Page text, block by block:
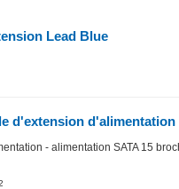
Lead Blue
d'extension d'alimentation
- alimentation SATA 15